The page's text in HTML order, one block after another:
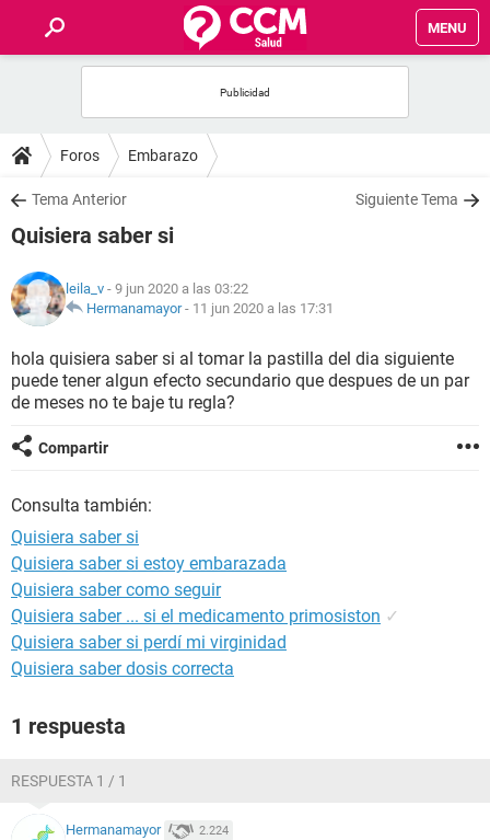
MENU
FOROS
SALUD
FAMILIA
NUTRICIÓN
BIENESTAR
Foros Embarazo
Tema Anterior Siguiente Tema
Quisiera saber si
leila_v - 9 jun 2020 a las 03:22
Hermanamayor- 11 jun 2020 a las 17:31
hola quisiera saber si al tomar la pastilla del dia siguiente
puede tener algun efecto secundario que despues de un par
de meses no te baje tu regla?
Compartir
Consulta también:
Quisiera saber si
Quisiera saber si estoy embarazada
Quisiera saber como seguir
Quisiera saber ... si el medicamento primosiston ✓
Quisiera saber si perdí mi virginidad
Quisiera saber dosis correcta
1 respuesta
RESPUESTA 1 / 1
Hermanamayor 2.224